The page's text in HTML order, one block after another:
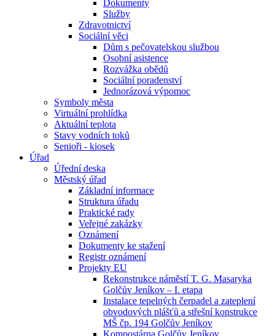
Dokumenty
Služby
Zdravotnictví
Sociální věci
Dům s pečovatelskou službou
Osobní asistence
Rozvážka obědů
Sociální poradenství
Jednorázová výpomoc
Symboly města
Virtuální prohlídka
Aktuální teplota
Stavy vodních toků
Senioři - kiosek
Úřad
Úřední deska
Městský úřad
Základní informace
Struktura úřadu
Praktické rady
Veřejné zakázky
Oznámení
Dokumenty ke stažení
Registr oznámení
Projekty EU
Rekonstrukce náměstí T. G. Masaryka
Golčův Jeníkov – I. etapa
Instalace tepelných čerpadel a zateplení
obvodových plášťů a střešní konstrukce
MŠ čp. 194 Golčův Jeníkov
Kompostárna Golčův Jeníkov